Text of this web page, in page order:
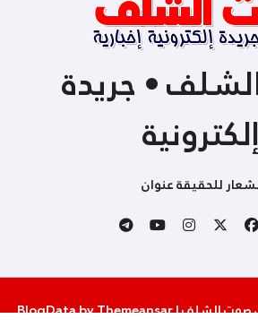
• جريدة
إلكترونية
للحقيقة عنوان
صوت الشلف|
BlogDatabyThemeansar
.